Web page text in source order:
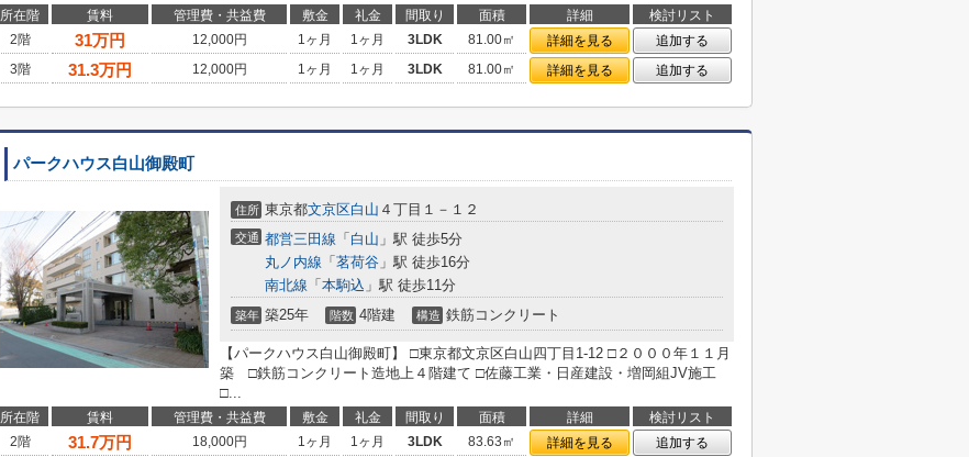
所在階 賃料 管理費・共益費 敷金 礼金 間取り 面積 詳細
検討リスト
2階
31万円 12,000円 1ヶ月 1ヶ月 3LDK 81.00㎡ 詳細を見る
追加する
3階
31.3万円 12,000円 1ヶ月 1ヶ月 3LDK 81.00㎡ 詳細を見る 追加する
パークハウス白山御殿町
住所 東京都文京区白山 ４丁目１－１２
交通 都営三田線 「 白山 」駅 徒歩5分
丸ノ内線 「 茗荷谷 」駅 徒歩16分
南北線 「 本駒込 」駅 徒歩11分
築年 築25年 階数 4階建 構造 鉄筋コンクリート
【パークハウス白山御殿町】 □東京都文京区白山四丁目1-12 □２０００年１１月
築 □鉄筋コンクリート造地上４階建て □佐藤工業・日産建設・増岡組JV施工
□...
所在階 賃料 管理費・共益費 敷金 礼金 間取り 面積 詳細
検討リスト
2階
31.7万円 18,000円 1ヶ月 1ヶ月 3LDK 83.63㎡ 詳細を見る 追加する